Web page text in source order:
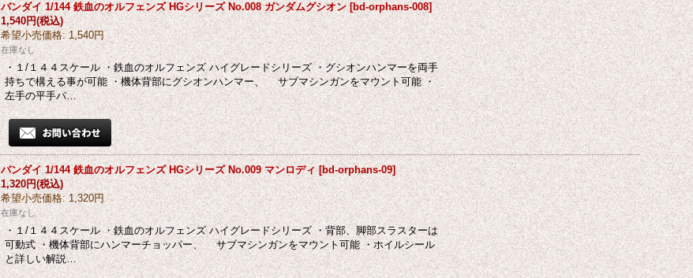
バンダイ 1/144 鉄血のオルフェンズ HGシリーズ No.008 ガンダムグシオン [bd-orphans-008]
1,540円(税込)
希望小売価格: 1,540円
在庫なし
・１/１４４スケール ・鉄血のオルフェンズ ハイグレードシリーズ ・グシオンハンマーを両手
持ちで構える事が可能 ・機体背部にグシオンハンマー、 サブマシンガンをマウント可能 ・
左手の平手パ…
バンダイ 1/144 鉄血のオルフェンズ HGシリーズ No.009 マンロディ [bd-orphans-09]
1,320円(税込)
希望小売価格: 1,320円
在庫なし
・１/１４４スケール ・鉄血のオルフェンズ ハイグレードシリーズ ・背部、脚部スラスターは
可動式 ・機体背部にハンマーチョッパー、 サブマシンガンをマウント可能 ・ホイルシール
と詳しい解説…